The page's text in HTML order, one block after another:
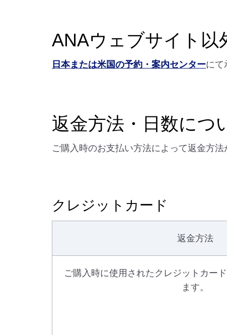
ANAウェブサイト以
日本または米国の予約・案内センターにて
返金方法・日数につ
ご購入時のお支払い方法によって返金方法
クレジットカード
返金方法
ご購入時に使用されたクレジットカー
ます。